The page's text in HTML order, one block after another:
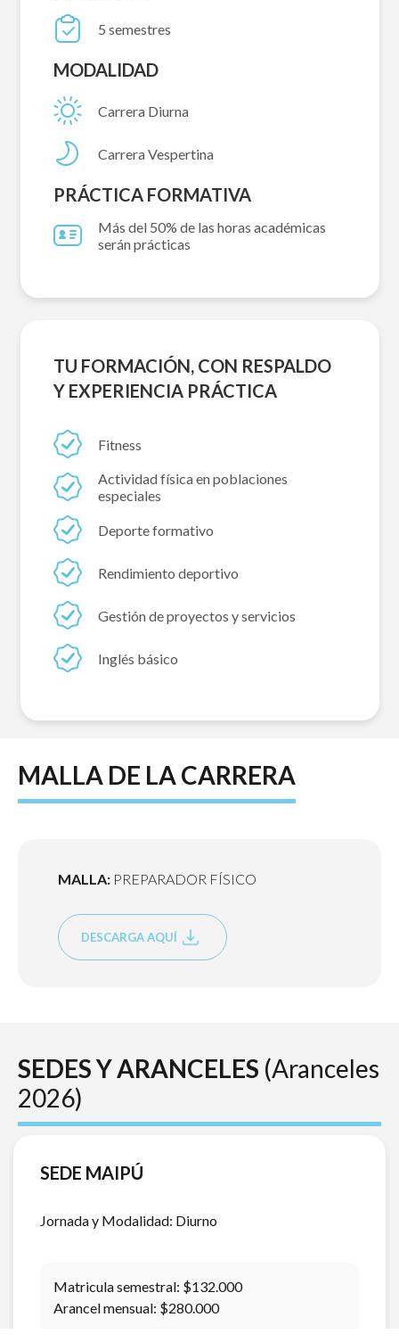
5 semestres
MODALIDAD
Carrera Diurna
Carrera Vespertina
PRÁCTICA FORMATIVA
Más del 50% de las horas académicas
serán prácticas
TU FORMACIÓN, CON RESPALDO
Y EXPERIENCIA PRÁCTICA
Fitness
Actividad física en poblaciones
especiales
Deporte formativo
Rendimiento deportivo
Gestión de proyectos y servicios
Inglés básico
MALLA DE LA CARRERA
MALLA: PREPARADOR FÍSICO
DESCARGA AQUÍ
SEDES Y ARANCELES (Aranceles
2026)
SEDE MAIPÚ
Jornada y Modalidad: Diurno
Matricula semestral: $132.000
Arancel mensual: $280.000